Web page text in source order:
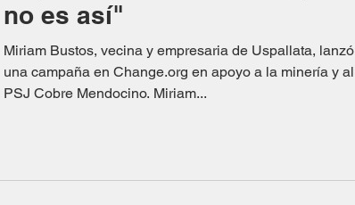
no es así"
Miriam Bustos, vecina y empresaria de Uspallata, lanzó
una campaña en Change.org en apoyo a la minería y al
PSJ Cobre Mendocino. Miriam...